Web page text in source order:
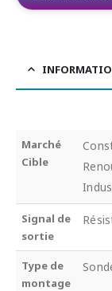
Marché
Cible
Signal de
sortie
Type de
montage